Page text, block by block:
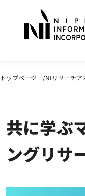
トップページ NIリサーチア
共に学ぶ
ングリサ